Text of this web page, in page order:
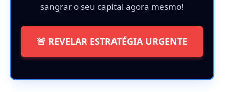
sangrar o seu capital agora mesmo!
🚨 REVELAR ESTRATÉGIA URGENTE